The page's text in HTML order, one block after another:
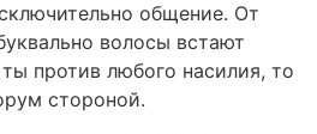
общение. От
волосы встают
против любого насилия, то
стороной.